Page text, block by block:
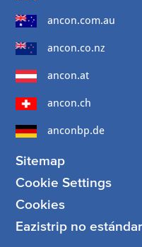
ancon.com.au
ancon.co.nz
ancon.at
ancon.ch
anconbp.de
Sitemap
Cookie Settings
Cookies
Eazistrip no estándar